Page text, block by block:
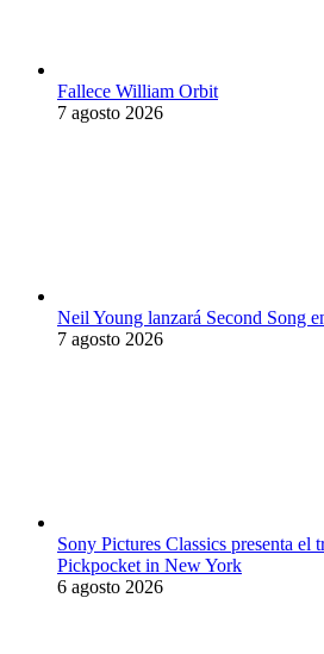
Fallece William Orbit
7 agosto 2026
Neil Young lanzará Second Song
7 agosto 2026
Sony Pictures Classics presenta
Pickpocket in New York
6 agosto 2026